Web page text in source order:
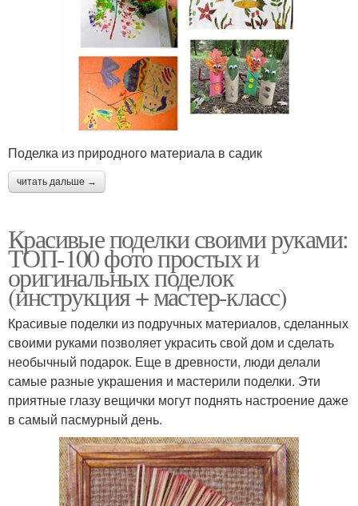
Поделка из природного материала в садик
читать дальше →
Красивые поделки своими руками:
ТОП-100 фото простых и
оригинальных поделок
(инструкция + мастер-класс)
Красивые поделки из подручных материалов, сделанных
своими руками позволяет украсить свой дом и сделать
необычный подарок. Еще в древности, люди делали
самые разные украшения и мастерили поделки. Эти
приятные глазу вещички могут поднять настроение даже
в самый пасмурный день.